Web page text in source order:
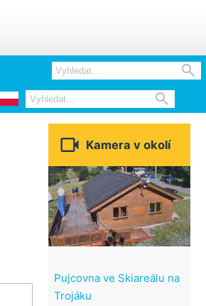


 Kamera v okolí
Pujcovna ve Skiareálu na
Trojáku